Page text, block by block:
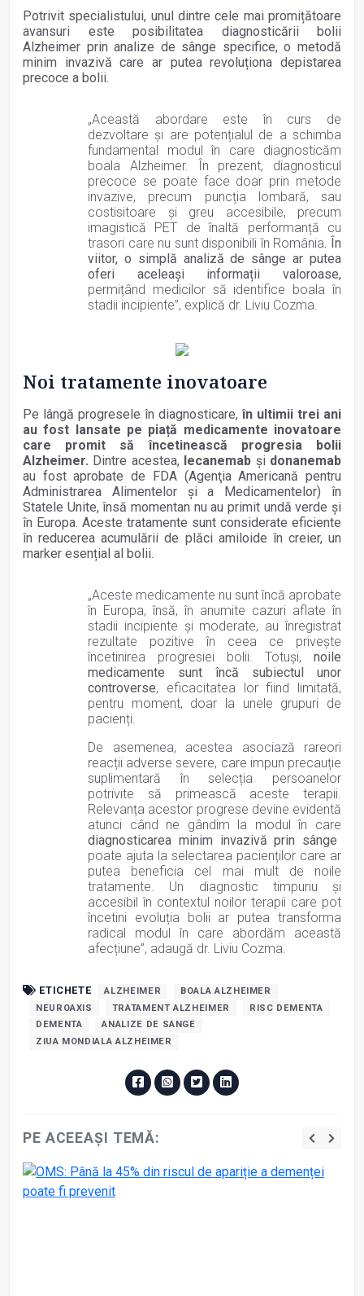
Potrivit specialistului, unul dintre cele mai promițătoare
avansuri este posibilitatea diagnosticării bolii
Alzheimer prin analize de sânge specifice, o metodă
minim invazivă care ar putea revoluționa depistarea
precoce a bolii.
„Această abordare este în curs de
dezvoltare și are potențialul de a schimba
fundamental modul în care diagnosticăm
boala Alzheimer. În prezent, diagnosticul
precoce se poate face doar prin metode
invazive, precum puncția lombară, sau
costisitoare și greu accesibile, precum
imagistică PET de înaltă performanță cu
trasori care nu sunt disponibili în România. În
viitor, o simplă analiză de sânge ar putea
oferi aceleași informații valoroase,
permițând medicilor să identifice boala în
stadii incipiente”, explică dr. Liviu Cozma.
Noi tratamente inovatoare
Pe lângă progresele în diagnosticare, în ultimii trei ani
au fost lansate pe piață medicamente inovatoare
care promit să încetinească progresia bolii
Alzheimer. Dintre acestea, lecanemab și donanemab
au fost aprobate de FDA (Agenţia Americană pentru
Administrarea Alimentelor şi a Medicamentelor) în
Statele Unite, însă momentan nu au primit undă verde și
în Europa. Aceste tratamente sunt considerate eficiente
în reducerea acumulării de plăci amiloide în creier, un
marker esențial al bolii.
„Aceste medicamente nu sunt încă aprobate
în Europa, însă, în anumite cazuri aflate în
stadii incipiente și moderate, au înregistrat
rezultate pozitive în ceea ce privește
încetinirea progresiei bolii. Totuși, noile
medicamente sunt încă subiectul unor
controverse, eficacitatea lor fiind limitată,
pentru moment, doar la unele grupuri de
pacienți.
De asemenea, acestea asociază rareori
reacții adverse severe, care impun precauție
suplimentară în selecția persoanelor
potrivite să primească aceste terapii.
Relevanța acestor progrese devine evidentă
atunci când ne gândim la modul în care
diagnosticarea minim invazivă prin sânge
poate ajuta la selectarea pacienților care ar
putea beneficia cel mai mult de noile
tratamente. Un diagnostic timpuriu și
accesibil în contextul noilor terapii care pot
încetini evoluția bolii ar putea transforma
radical modul în care abordăm această
afecțiune”, adaugă dr. Liviu Cozma.
ETICHETE ALZHEIMER
BOALA ALZHEIMER
NEUROAXIS
TRATAMENT ALZHEIMER
RISC DEMENTA
DEMENTA
ANALIZE DE SANGE
ZIUA MONDIALA ALZHEIMER
PE ACEEAȘI TEMĂ: